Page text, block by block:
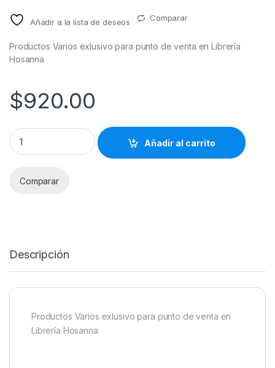
Añadir a la lista de deseos Comparar
Productos Varios exlusivo para punto de venta en Librería
Hosanna
$920.00
Productos Varios Librería Hosanna 920 quantity
Añadir al carrito
Comparar
Descripción
Productos Varios exlusivo para punto de venta en
Librería Hosanna